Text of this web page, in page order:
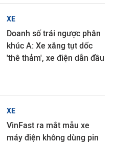
XE
Doanh số trái ngược phân
khúc A: Xe xăng tụt dốc
'thê thảm', xe điện dẫn đầu
XE
VinFast ra mắt mẫu xe
máy điện không dùng pin